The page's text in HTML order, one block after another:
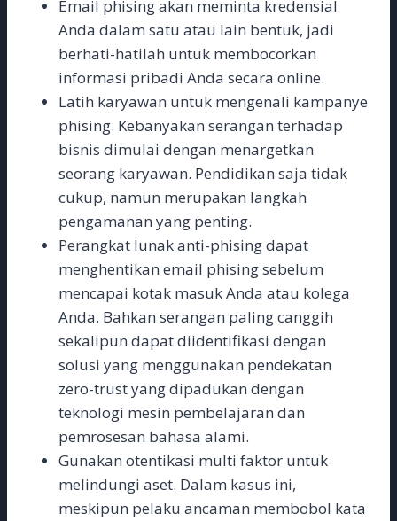
Email phising akan meminta kredensial
Anda dalam satu atau lain bentuk, jadi
berhati-hatilah untuk membocorkan
informasi pribadi Anda secara online.
Latih karyawan untuk mengenali kampanye
phising. Kebanyakan serangan terhadap
bisnis dimulai dengan menargetkan
seorang karyawan. Pendidikan saja tidak
cukup, namun merupakan langkah
pengamanan yang penting.
Perangkat lunak anti-phising dapat
menghentikan email phising sebelum
mencapai kotak masuk Anda atau kolega
Anda. Bahkan serangan paling canggih
sekalipun dapat diidentifikasi dengan
solusi yang menggunakan pendekatan
zero-trust yang dipadukan dengan
teknologi mesin pembelajaran dan
pemrosesan bahasa alami.
Gunakan otentikasi multi faktor untuk
melindungi aset. Dalam kasus ini,
meskipun pelaku ancaman membobol kata